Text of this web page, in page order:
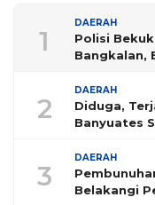
1
DAERAH
Polisi
Bangkalan,
2
DAERAH
Diduga,
Banyuates
3
DAERAH
Belakangi